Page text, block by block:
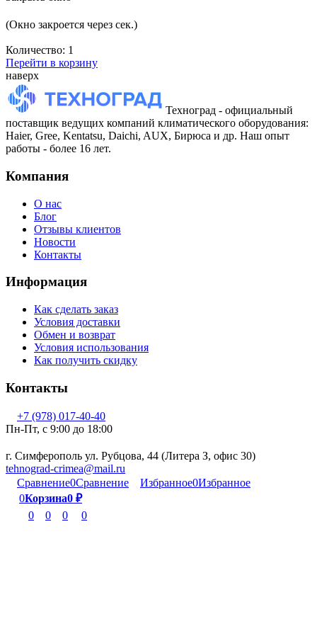
(Окно закроется через сек.)
Количество: 1
Перейти в корзину
наверх
Техноград - официальный
поставщик ведущих компаний климатического оборудования:
Haier, Gree, Kentatsu, Daichi, AUX, Бирюса и др. Наш опыт
работы - более 16 лет.
Компания
О нас
Блог
Отзывы клиентов
Новости
Контакты
Информация
Как сделать заказ
Условия доставки
Обмен и возврат
Условия использования
Как получить скидку
Контакты
+7 (978) 017-40-40
Пн-Пт, c 9:00 до 18:00
г. Симферополь ул. Рубцова, 44 (Литера З, офис 30)
tehnograd-crimea@mail.ru
Сравнение0Сравнение Избранное0Избранное
0Корзина0 ₽
0
0 0 0